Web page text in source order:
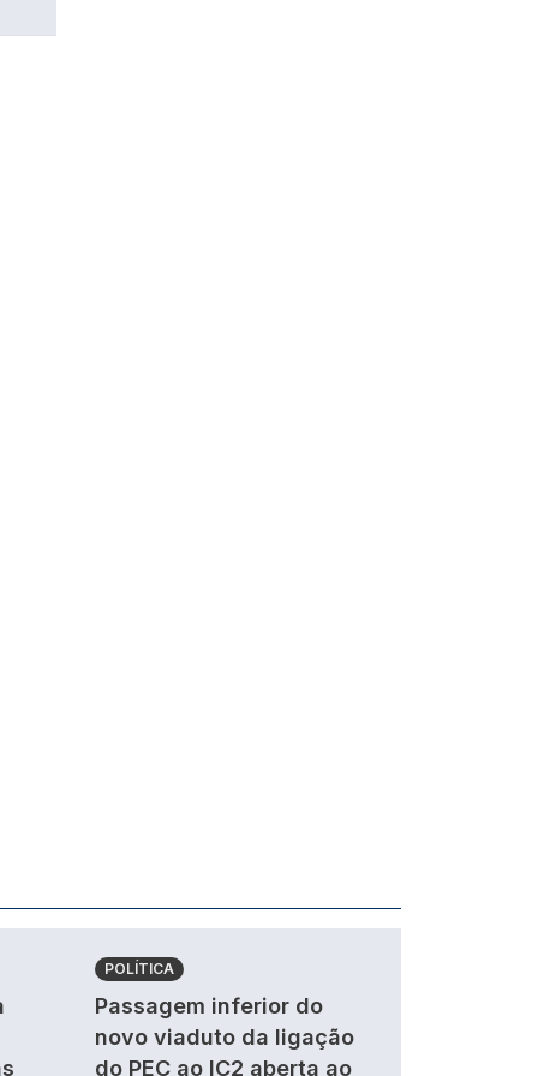
POLÍTICA
Passagem inferior do
novo viaduto da ligação
do PEC ao IC2 aberta ao